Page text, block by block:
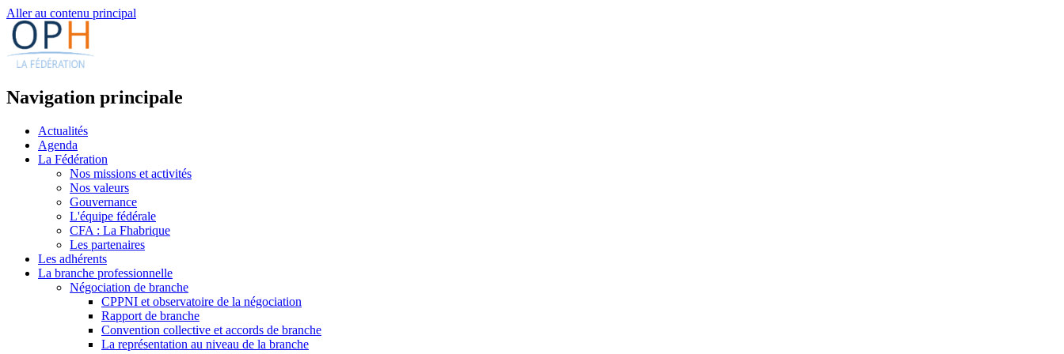
Aller au contenu principal
Navigation principale
Actualités
Agenda
La Fédération
Nos missions et activités
Nos valeurs
Gouvernance
L'équipe fédérale
CFA : La Fhabrique
Les partenaires
Les adhérents
La branche professionnelle
Négociation de branche
CPPNI et observatoire de la négociation
Rapport de branche
Convention collective et accords de branche
La représentation au niveau de la branche